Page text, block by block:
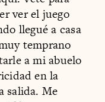
ver el juego
llegué a casa
temprano
a mi abuelo
en la
salida. Me